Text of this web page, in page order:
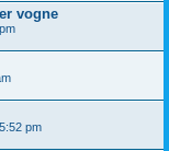
vogne
pm